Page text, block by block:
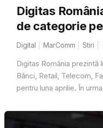
Digitas
de categorie
Digital MarComm Stiri
Digitas România prezintă
Bănci, Retail, Telecom,
pentru luna aprilie. În